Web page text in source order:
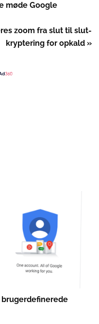
møde Google
zoom fra slut til slut-
kryptering for opkald »
brugerdefinerede